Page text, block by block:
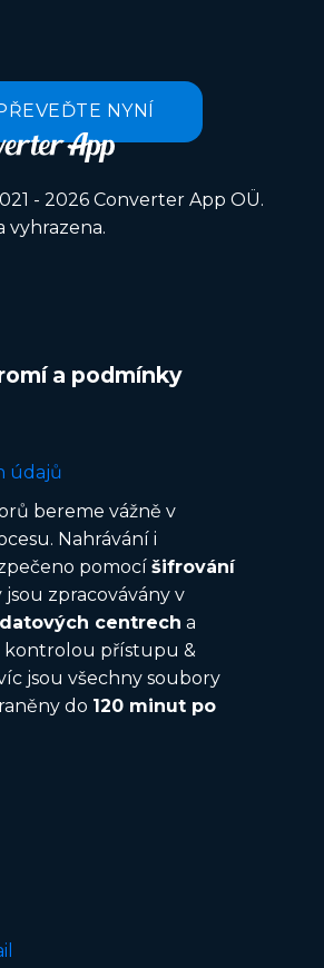
NYNÍ
- 2026 Converter App OÜ.
vyhrazena.
a podmínky
údajů
bereme vážně v
Nahrávání i
pomocí šifrování
jsou zpracovávány v
centrech a
kontrolou přístupu &
jsou všechny soubory
do 120 minut po